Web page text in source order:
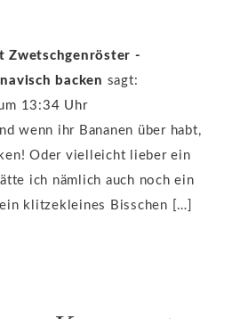
Zwetschgenröster -
backen sagt:
13:34 Uhr
wenn ihr Bananen über habt,
Oder vielleicht lieber ein
ich nämlich auch noch ein
klitzekleines Bisschen […]